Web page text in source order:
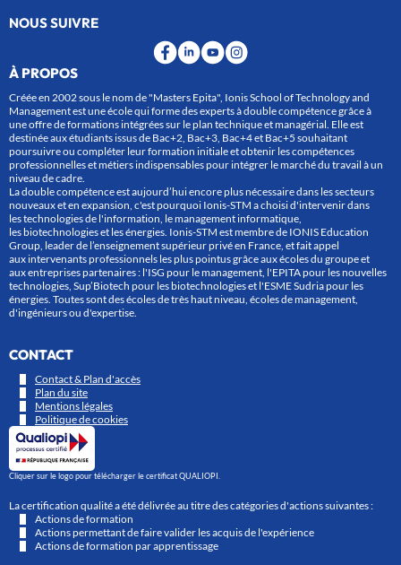
NOUS SUIVRE
À PROPOS
Créée en 2002 sous le nom de "Masters Epita", Ionis School of Technology and
Management est une école qui forme des experts à double compétence grâce à
une offre de formations intégrées sur le plan technique et managérial. Elle est
destinée aux étudiants issus de Bac+2, Bac+3, Bac+4 et Bac+5 souhaitant
poursuivre ou compléter leur formation initiale et obtenir les compétences
professionnelles et métiers indispensables pour intégrer le marché du travail à un
niveau de cadre.
La double compétence est aujourd’hui encore plus nécessaire dans les secteurs
nouveaux et en expansion, c'est pourquoi Ionis-STM a choisi d'intervenir dans
les technologies de l'information, le management informatique,
les biotechnologies et les énergies. Ionis-STM est membre de IONIS Education
Group, leader de l’enseignement supérieur privé en France, et fait appel
aux intervenants professionnels les plus pointus grâce aux écoles du groupe et
aux entreprises partenaires : l'ISG pour le management, l'EPITA pour les nouvelles
technologies, Sup’Biotech pour les biotechnologies et l'ESME Sudria pour les
énergies. Toutes sont des écoles de très haut niveau, écoles de management,
d'ingénieurs ou d'expertise.
CONTACT
Contact & Plan d'accès
Plan du site
Mentions légales
Politique de cookies
Cliquer sur le logo pour télécharger le certificat QUALIOPI.
La certification qualité a été délivrée au titre des catégories d'actions suivantes :
Actions de formation
Actions permettant de faire valider les acquis de l'expérience
Actions de formation par apprentissage